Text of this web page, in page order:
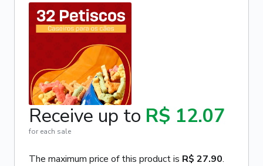
Receive up to R$ 12.07
for each sale
The maximum price of this product is R$ 27.90.